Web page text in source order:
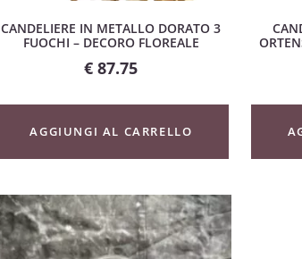
CANDELIERE IN METALLO DORATO 3
FUOCHI – DECORO FLOREALE
€ 87.75
AGGIUNGI AL CARRELLO